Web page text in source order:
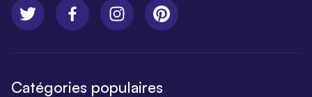
Catégories populaires